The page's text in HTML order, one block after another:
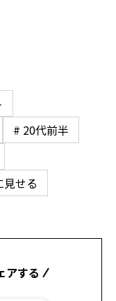
# 20代前半
せる
アする